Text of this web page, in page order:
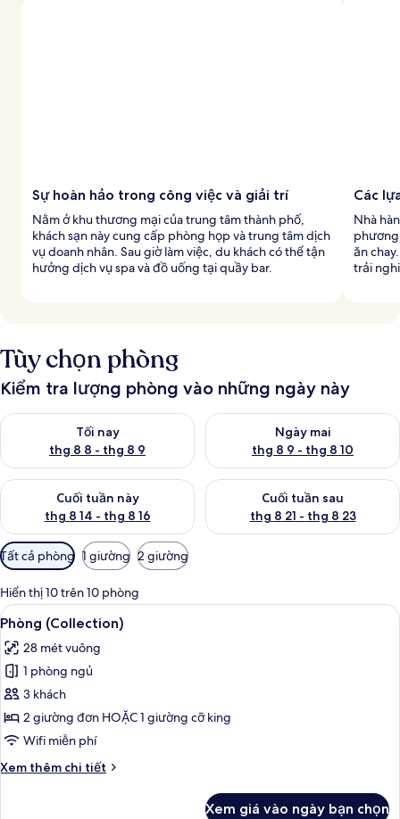
Sự hoàn hảo trong công việc và giải trí
Nằm ở khu thương mại của trung tâm thành phố,
khách sạn này cung cấp phòng họp và trung tâm dịch
vụ doanh nhân. Sau giờ làm việc, du khách có thể tận
hưởng dịch vụ spa và đồ uống tại quầy bar.
Các
Nhà
phương
ăn
trải
Tùy chọn phòng
Kiểm tra lượng phòng vào những ngày này
Tối nay
thg 8 8 - thg 8 9
Kiểm tra lượng phòng tối nay từ thg 8 8 - thg 8 9
Ngày mai
thg 8 9 - thg 8 10
Kiểm tra lượng phòng ngày
Cuối tuần này
thg 8 14 - thg 8 16
Kiểm tra lượng phòng cuối tuần này từ thg 8 14 - thg 8 16
Cuối tuần sau
thg 8 21 - thg 8 23
Kiểm tra lượng phòng cuối
Bộ
lọc
có
thể
dùng
để
lọc
tìm
phòng
Tất cả phòng 1 giường 2 giường
Hiển thị 10 trên 10 phòng
Xem
tất
cả
ảnh
Phòng
(Collection)
Bộ đồ giường kháng dị ứng, két bảo
11
Phòng (Collection)
28 mét vuông
1 phòng ngủ
3 khách
2 giường đơn HOẶC 1 giường cỡ king
Wifi miễn phí
Xem thêm chi tiết
Chi
Xem giá vào ngày bạn chọn